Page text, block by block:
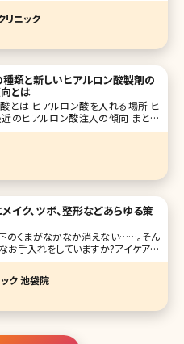
治療で思わぬ副反応を経験すること
のしみの種類を見極め、それに合っ
リニック
類と新しいヒアルロン酸製剤の
とは
のヒアルロン酸注入の傾向 まとめ
酸製剤を用いた治療は美容皮膚科で
スやヒアルロン
イク、ツボ、整形などあらゆる策
のくまがなかなか消えない……。そん
お手入れをしていますか?アイケア用
どでケアしているけれど、なかなか
人もいるのではないでしょうか。ここ
る原因やくまの種類、改善方法などに
ク 池袋院